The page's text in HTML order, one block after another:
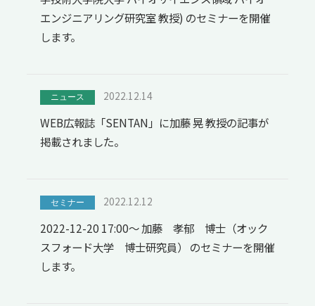
海外ラボインターンシップ
UCDリトリート
UCDオンラインゼミナール
受験生の方へ
在学生の方へ
エンジニアリング研究室 教授) のセミナーを開催
します。
ニュース 2022.12.14
WEB広報誌「SENTAN」に加藤 晃 教授の記事が
掲載されました。
セミナー 2022.12.12
2022-12-20 17:00～ 加藤 孝郁 博士（オック
スフォード大学 博士研究員） のセミナーを開催
します。